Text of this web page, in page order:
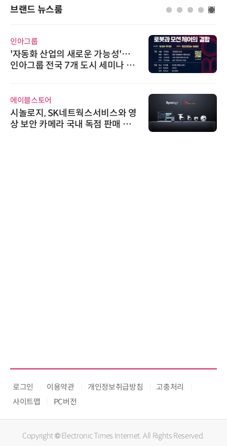
브랜드 뉴스룸
인아그룹
'자동화 산업의 새로운 가능성'…
인아그룹 전국 7개 도시 세미나 페
에이블스토어
시놀로지, SK네트웍스서비스와 영
상 보안 카메라 국내 독점 판매 파
로그인 이용약관 개인정보취급방침
고충처리
사이트맵
PC버전
Copyright © Electronic Times Internet. All Rights Reserved.